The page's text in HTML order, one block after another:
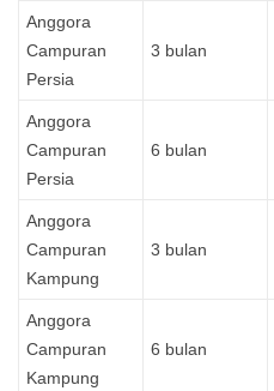
Anggora
Campuran
Persia
3 bulan
Anggora
Campuran
Persia
6 bulan
Anggora
Campuran
Kampung
3 bulan
Anggora
Campuran
Kampung
6 bulan